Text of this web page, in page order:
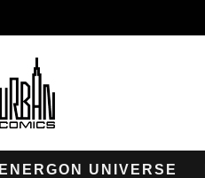
ENERGON UNIVERSE